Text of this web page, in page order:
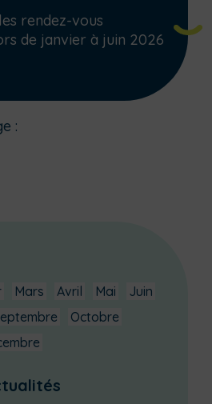
rendez-vous
de janvier à juin 2026
:
Mars Avril Mai
Juin
Octobre